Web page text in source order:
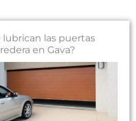
lubrican las puertas
en Gava?